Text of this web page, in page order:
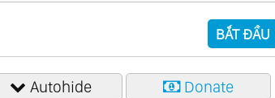
BẮT ĐẦU
Autohide Donate